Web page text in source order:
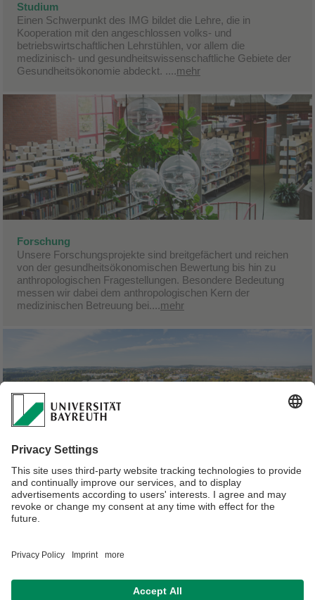
Studium
Einen Schwerpunkt des IMG bildet die Lehre, die in
Kooperation mit den angeschlossen volks- und
betriebswirtschaftlichen Lehrstühlen, vor allem die
medizinisch- und gesundheitswissenschaftliche Gebiete der
Gesundheitsökonomie abdeckt. ....mehr
Forschung
Unsere Forschungsprojekte sind breitgefächert und reichen
von der gesundheitsökonomischen Bewertung bis hin zu
anthropologischen Fragestellungen. Besondere Bedeutung
messen wir dabei dem anthropologischen Kern der
medizinischen Betreuung bei....mehr
Aktuelles
Nachfolgend erhalten Sie aktuelle Informationen zu
Lehraktivitäten(z.B. zu Vorlesungen, Seminaren etc.) sowie
zu offiziellenPressemitteilungen(z.B. zu Vorträgen,